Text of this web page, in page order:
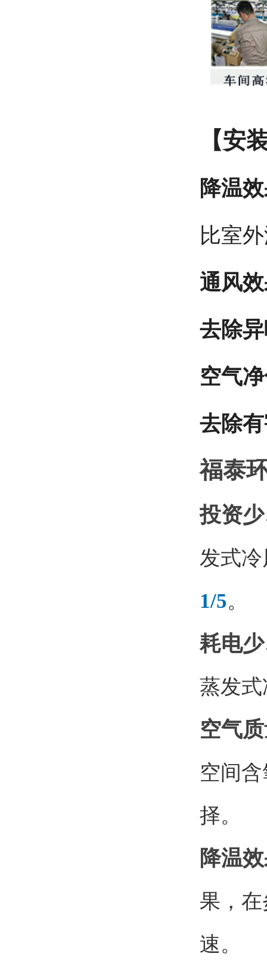
【安
降温
比室
通风
去除
空气
去除
福泰
投资
发式
1/5。
耗电
蒸发
空气
空间
择。
降温
果，
速。